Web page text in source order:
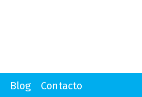
Blog Contacto